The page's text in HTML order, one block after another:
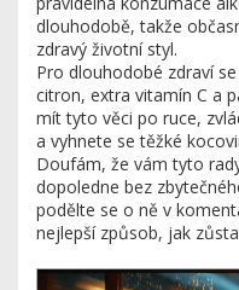
dlouhodobě, takže
zdravý životní styl.
Pro dlouhodobé zdraví
citron, extra vitamín C a
mít tyto věci po ruce,
a vyhnete se těžké
Doufám, že vám tyto
dopoledne bez
podělte se o ně v
nejlepší způsob, jak